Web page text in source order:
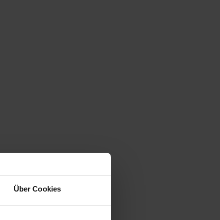
Über Cookies